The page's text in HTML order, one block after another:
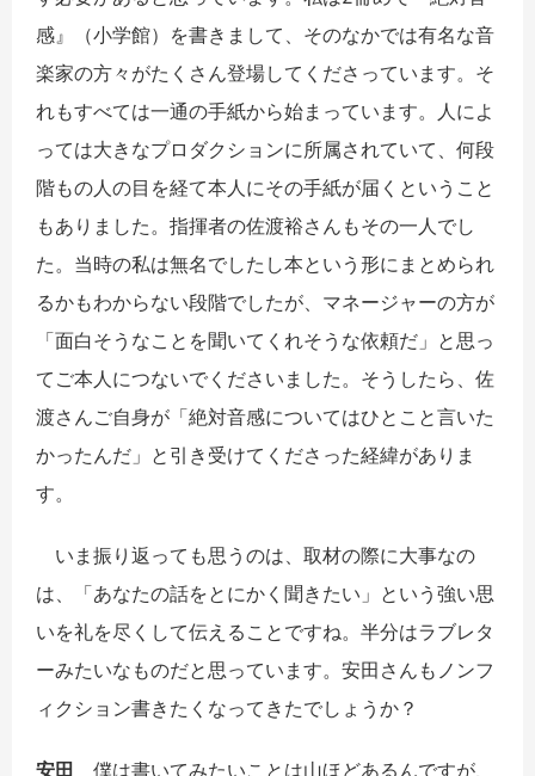
感』（小学館）を書きまして、そのなかでは有名な音
楽家の方々がたくさん登場してくださっています。そ
れもすべては一通の手紙から始まっています。人によ
っては大きなプロダクションに所属されていて、何段
階もの人の目を経て本人にその手紙が届くということ
もありました。指揮者の佐渡裕さんもその一人でし
た。当時の私は無名でしたし本という形にまとめられ
るかもわからない段階でしたが、マネージャーの方が
「面白そうなことを聞いてくれそうな依頼だ」と思っ
てご本人につないでくださいました。そうしたら、佐
渡さんご自身が「絶対音感についてはひとこと言いた
かったんだ」と引き受けてくださった経緯がありま
す。
いま振り返っても思うのは、取材の際に大事なの
は、「あなたの話をとにかく聞きたい」という強い思
いを礼を尽くして伝えることですね。半分はラブレタ
ーみたいなものだと思っています。安田さんもノンフ
ィクション書きたくなってきたでしょうか？
安田 僕は書いてみたいことは山ほどあるんですが、